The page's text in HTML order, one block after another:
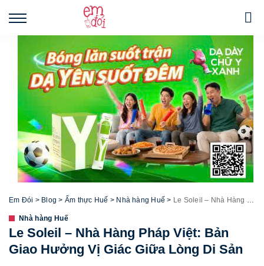
Em Đói > Blog > Ẩm thực Huế > Nhà hàng Huế > Le Soleil – Nhà Hàng Pháp Việt: Bản Giao Hưởng Vị Giác Giữa Lòng Di Sản
Nhà hàng Huế
Le Soleil – Nhà Hàng Pháp Việt: Bản
Giao Hưởng Vị Giác Giữa Lòng Di Sản